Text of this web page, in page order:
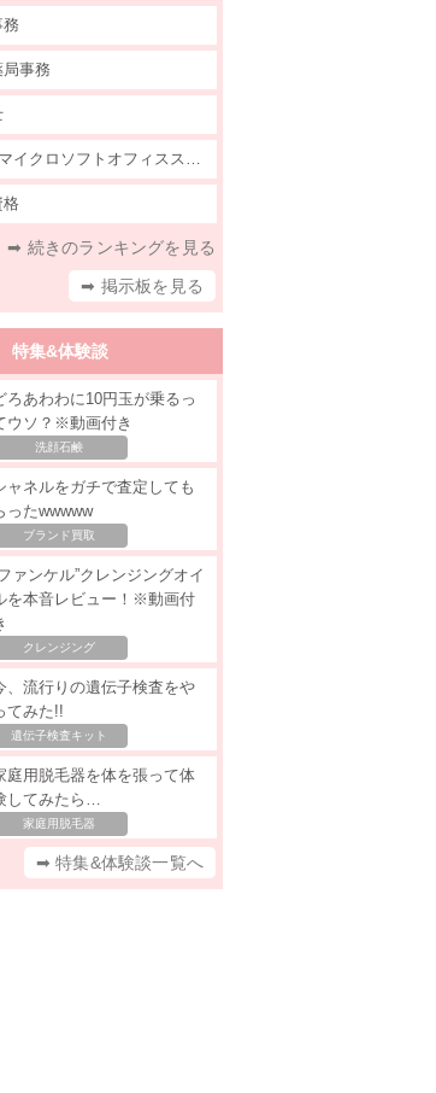
務
事務
格
➡ 続きのランキングを見る
➡ 掲示板を見る
特集&体験談
ろあわわに10円玉が乗るっ
ウソ？※動画付き
洗顔石鹸
ャネルをガチで査定しても
ったwwwww
ブランド買取
ァンケル”クレンジングオイ
を本音レビュー！※動画付
クレンジング
、流行りの遺伝子検査をや
てみた!!
遺伝子検査キット
庭用脱毛器を体を張って体
してみたら…
家庭用脱毛器
➡ 特集&体験談一覧へ